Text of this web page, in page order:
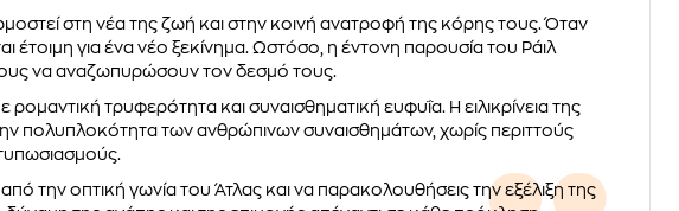
στη νέα της ζωή και στην κοινή ανατροφή της κόρης τους. Όταν
έτοιμη για ένα νέο ξεκίνημα. Ωστόσο, η έντονη παρουσία του Ράιλ
να αναζωπυρώσουν τον δεσμό τους.
τρυφερότητα και συναισθηματική ευφυΐα. Η ειλικρίνεια της
πολυπλοκότητα των ανθρώπινων συναισθημάτων, χωρίς περιττούς
την οπτική γωνία του Άτλας και να παρακολουθήσεις την εξέλιξη της